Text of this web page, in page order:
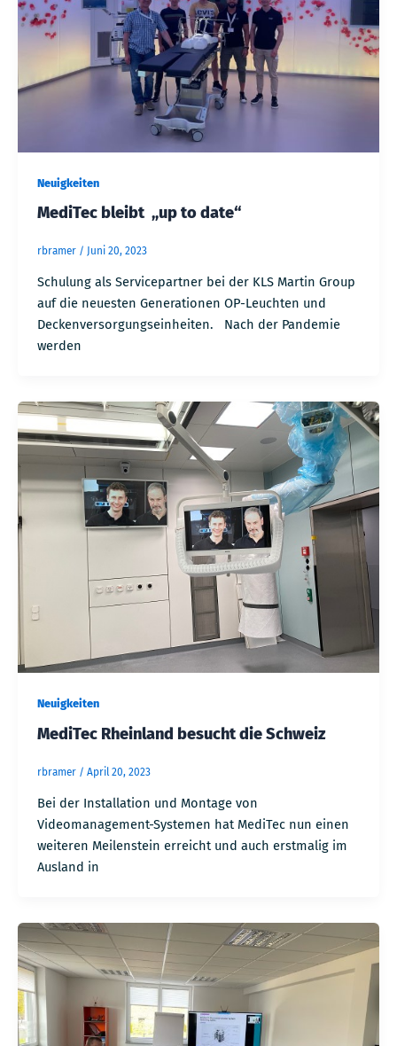
Neuigkeiten
MediTec bleibt „up to date“
rbramer / Juni 20, 2023
Schulung als Servicepartner bei der KLS Martin Group
auf die neuesten Generationen OP-Leuchten und
Deckenversorgungseinheiten. Nach der Pandemie
werden
Neuigkeiten
MediTec Rheinland besucht die Schweiz
rbramer / April 20, 2023
Bei der Installation und Montage von
Videomanagement-Systemen hat MediTec nun einen
weiteren Meilenstein erreicht und auch erstmalig im
Ausland in